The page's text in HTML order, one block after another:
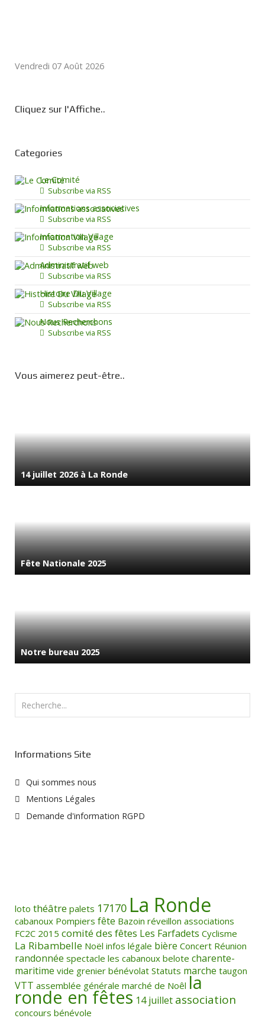
Vendredi 07 Août 2026
Cliquez sur l'Affiche..
Categories
Le Comité
Subscribe via RSS
Informations associatives
Subscribe via RSS
Information Village
Subscribe via RSS
Administratif web
Subscribe via RSS
Histoire Du Village
Subscribe via RSS
Nous Recherchons
Subscribe via RSS
Vous aimerez peut-être..
14 juillet 2026 à La Ronde
Fête Nationale 2025
Notre bureau 2025
Informations Site
Qui sommes nous
Mentions Légales
Demande d'information RGPD
loto théâtre palets 17170 La Ronde
cabanoux Pompiers fête Bazoin réveillon associations
FC2C 2015 comité des fêtes Les Farfadets Cyclisme
La Ribambelle Noël infos légale bière Concert Réunion
randonnée spectacle les cabanoux belote charente-
maritime vide grenier bénévolat Statuts marche taugon
VTT assemblée générale marché de Noêl la
ronde en fêtes 14 juillet association
concours bénévole